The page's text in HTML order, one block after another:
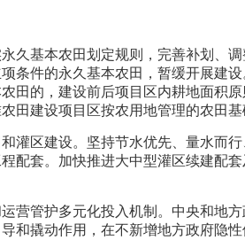
久基本农田划定规则，完善补划
条件的永久基本农田，暂缓开展建
田的，建设前后项目区内耕地面积
田建设项目区按农用地管理的农田基
灌区建设。坚持节水优先、量水
配套。加快推进大中型灌区续建配
营管护多元化投入机制。中央和
和撬动作用，在不新增地方政府隐